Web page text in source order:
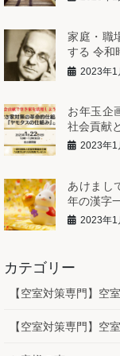
家庭・職
する 令和
2023年1
お年玉企
社会貢献
2023年1
あけまし
年の漢字
2023年1
カテゴリー
【空室対策専門】空
【空室対策専門】空